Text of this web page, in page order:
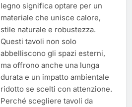
legno significa optare per un
materiale che unisce calore,
stile naturale e robustezza.
Questi tavoli non solo
abbelliscono gli spazi esterni,
ma offrono anche una lunga
durata e un impatto ambientale
ridotto se scelti con attenzione.
Perché scegliere tavoli da